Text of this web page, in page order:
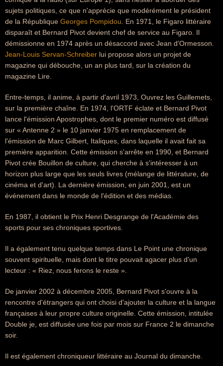
sujets politiques, ce que n'apprécie que modérément le président
de la République Georges Pompidou . En 1971, le Figaro littéraire
disparaît et Bernard Pivot devient chef de service au Figaro. Il
démissionne en 1974 après un désaccord avec Jean d'Ormesson.
Jean-Louis Servan-Schreiber lui propose alors un projet de
magazine qui débouche, un an plus tard, sur la création du
magazine Lire.
Entre-temps, il anime, à partir d'avril 1973, Ouvrez les Guillemets,
sur la première chaîne. En 1974, l'ORTF éclate et Bernard Pivot
lance l'émission Apostrophes, dont le premier numéro est diffusé
sur « Antenne 2 » le 10 janvier 1975 en remplacement de
l'émission de Marc Gilbert, Italiques, dans laquelle il avait fait sa
première apparition. Cette émission s'arrête en 1990, et Bernard
Pivot crée Bouillon de culture, qui cherche à s'intéresser à un
horizon plus large que les seuls livres (mélange de littérature, de
cinéma et d'art). La dernière émission, en juin 2001, est un
événement dans le monde de l'édition et des médias.
En 1987, il obtient le Prix Henri Desgrange de l'Académie des
sports pour ses chroniques sportives.
Il a également tenu quelque temps dans Le Point une chronique
souvent spirituelle, mais dont le titre pouvait agacer plus d'un
lecteur : « Riez, nous ferons le reste ».
De janvier 2002 à décembre 2005, Bernard Pivot s'ouvre à la
rencontre d'étrangers qui ont choisi d'ajouter la culture et la langue
françaises à leur propre culture originelle. Cette émission, intitulée
Double je, est diffusée une fois par mois sur France 2 le dimanche
soir.
Il est également chroniqueur littéraire au Journal du dimanche.